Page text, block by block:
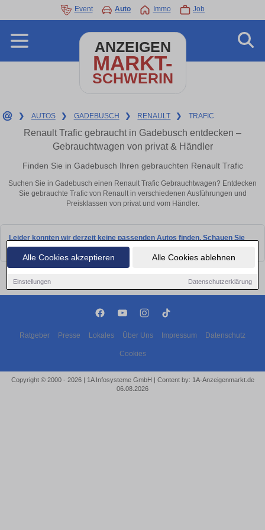
Alle Cookies akzeptieren Alle Cookies ablehnen
Einstellungen Datenschutzerklärung
Event Auto Immo Job
ANZEIGEN
MARKT-
SCHWERIN
❯ AUTOS ❯ GADEBUSCH ❯ RENAULT ❯ TRAFIC
Renault Trafic gebraucht in Gadebusch entdecken –
Gebrauchtwagen von privat & Händler
Finden Sie in Gadebusch Ihren gebrauchten Renault Trafic
Suchen Sie in Gadebusch einen Renault Trafic Gebrauchtwagen? Entdecken
Sie gebrauchte Trafic von Renault in verschiedenen Ausführungen und
Preisklassen von privat und vom Händler.
Leider konnten wir derzeit keine passenden Autos finden. Schauen Sie
bald wieder vorbei!
Ratgeber Presse Lokales Über Uns Impressum Datenschutz
Cookies
Copyright © 2000 - 2026 | 1A Infosysteme GmbH | Content by: 1A-Anzeigenmarkt.de
06.08.2026